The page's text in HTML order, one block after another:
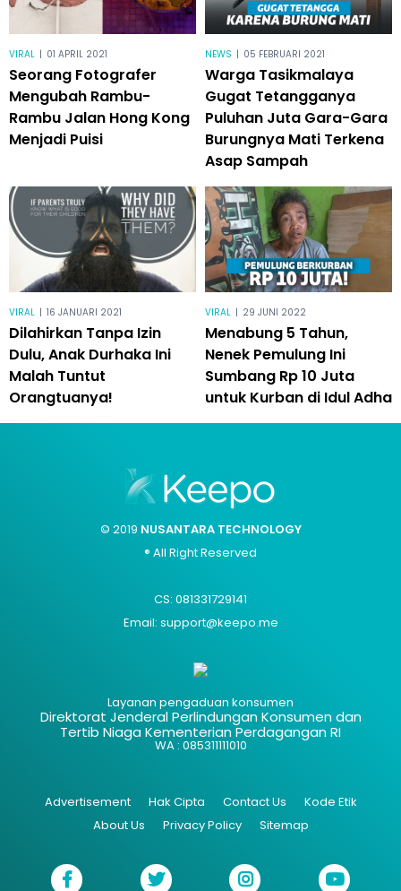
VIRAL | 01 APRIL 2021
Seorang Fotografer
Mengubah Rambu-
Rambu Jalan Hong Kong
Menjadi Puisi
NEWS | 05 FEBRUARI 2021
Warga Tasikmalaya
Gugat Tetangganya
Puluhan Juta Gara-Gara
Burungnya Mati Terkena
Asap Sampah
VIRAL | 16 JANUARI 2021
Dilahirkan Tanpa Izin
Dulu, Anak Durhaka Ini
Malah Tuntut
Orangtuanya!
VIRAL | 29 JUNI 2022
Menabung 5 Tahun,
Nenek Pemulung Ini
Sumbang Rp 10 Juta
untuk Kurban di Idul Adha
© 2019 NUSANTARA TECHNOLOGY
® All Right Reserved
CS: 081331729141
Email: support@keepo.me
Layanan pengaduan konsumen
Direktorat Jenderal Perlindungan Konsumen dan
Tertib Niaga Kementerian Perdagangan RI
WA : 085311111010
Advertisement Hak Cipta Contact Us
Kode Etik
About Us
Privacy Policy Sitemap